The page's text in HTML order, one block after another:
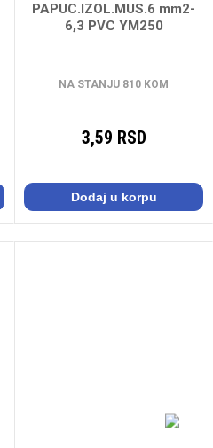
PAPUC.IZOL.MUS.6 mm2-
6,3 PVC YM250
NA STANJU 810 KOM
3,59 RSD
Dodaj u korpu